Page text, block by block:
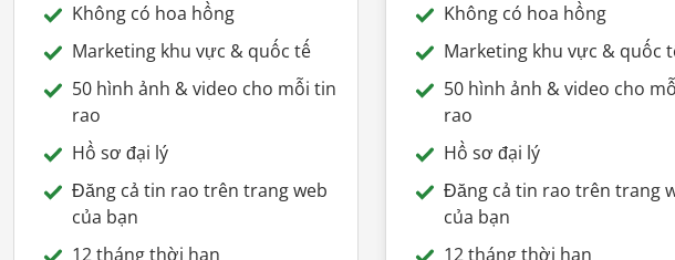
Không có hoa hồng
Marketing khu vực & quốc tế
50 hình ảnh & video cho mỗi tin
rao
Hồ sơ đại lý
Đăng cả tin rao trên trang web
của bạn
12 tháng thời hạn
Không có hoa hồng
Marketing khu vực & quốc
50 hình ảnh & video cho
rao
Hồ sơ đại lý
Đăng cả tin rao trên trang
của bạn
12 tháng thời hạn